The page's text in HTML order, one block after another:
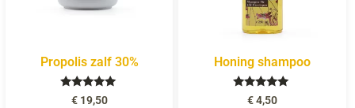
Propolis zalf 30%
Gewaardeerd
€19,50
Honing shampoo
Gewaardeerd
€4,50